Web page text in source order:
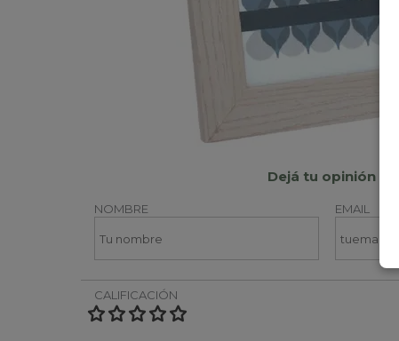
Dejá tu opinión
NOMBRE EMAIL
CALIFICACIÓN